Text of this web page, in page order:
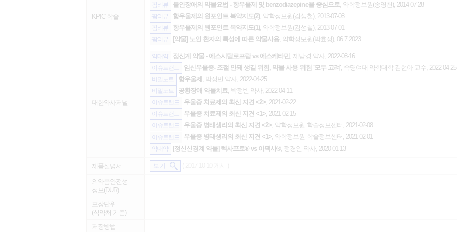
KPIC 학술
팜리뷰 불안장애의 약물요법 - 항우울제 및 benzodiazepine을 중심으로, 약학정보원(송영천), 2014-07-28
팜리뷰 항우울제의 원포인트 복약지도(2), 약학정보원(김성철), 2013-07-08
팜리뷰 항우울제의 원포인트 복약지도(1), 약학정보원(김성철), 2013-07-01
팜리뷰 [약물] 노인 환자의 특성에 따른 약물사용, 약학정보원(박효정), 06 7 2023
대한약사저널
약대약 정신계 약물 - 에스시탈로프람 vs 에스케타민, 제남경 약사, 2022-08-16
이슈트랜드 임신우울증- 조절 안돼 생길 위험, 약물 사용 위험 '모두 고려', 숙명여대 약학대학 김현아 교수, 2022-04-25
비밀노트 항우울제 , 박정빈 약사, 2022-04-25
비밀노트 공황장애 약물치료, 박정빈 약사, 2022-04-11
이슈트랜드 우울증 치료제의 최신 지견 <2>, 2021-02-22
이슈트랜드 우울증 치료제의 최신 지견 <1>, 2021-02-15
이슈트랜드 우울증 병태생리의 최신 지견 <2>, 약학정보원 학술정보센터, 2021-02-08
이슈트랜드 우울증 병태생리의 최신 지견 <1>, 약학정보원 학술정보센터, 2021-02-01
약대약 [정신신경계 약물] 렉사프로® vs 이팩사® , 정경인 약사, 2020-01-13
제품설명서 보 기
의약품안전성
정보(DUR)
포장단위
(식약처 기준)
저장방법